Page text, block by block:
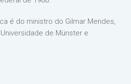
é do ministro do Gilmar Mendes,
de Münster e